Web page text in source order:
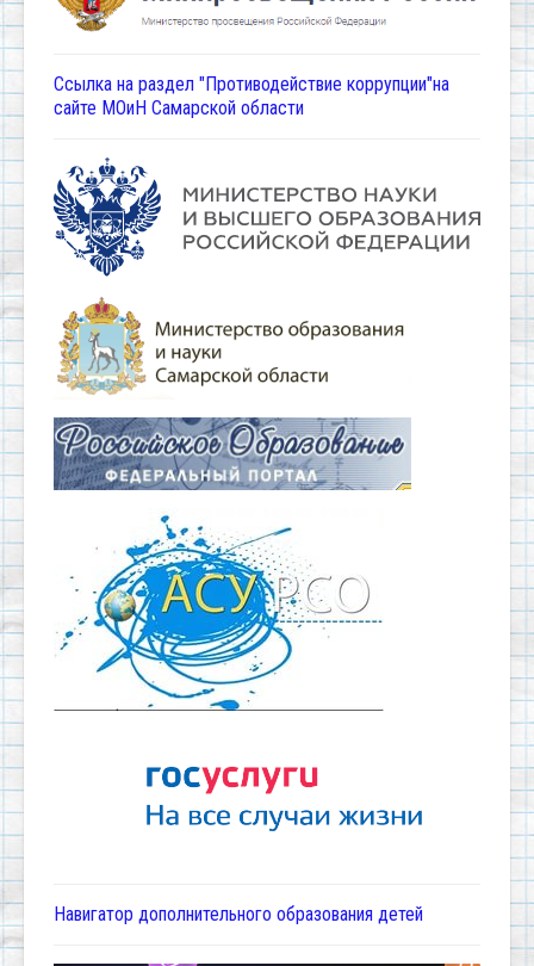
Ссылка на раздел "Противодействие коррупции"на
сайте МОиН Самарской области
Навигатор дополнительного образования детей